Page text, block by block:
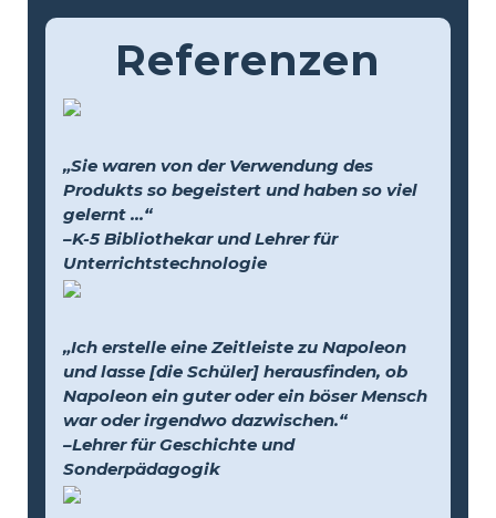
Referenzen
„Sie waren von der Verwendung des
Produkts so begeistert und haben so viel
gelernt …“
–K-5 Bibliothekar und Lehrer für
Unterrichtstechnologie
„Ich erstelle eine Zeitleiste zu Napoleon
und lasse [die Schüler] herausfinden, ob
Napoleon ein guter oder ein böser Mensch
war oder irgendwo dazwischen.“
–Lehrer für Geschichte und
Sonderpädagogik